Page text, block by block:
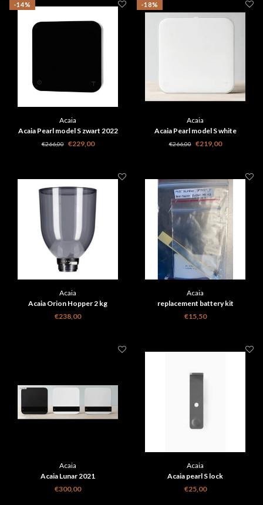
-14%
Acaia
Acaia Pearl model S zwart 2022
€266,00 €229,00
-18%
Acaia
Acaia Pearl model S white
€266,00 €219,00
Acaia
Acaia Orion Hopper 2 kg
€238,00
Acaia
replacement battery kit
€15,50
Acaia
Acaia Lunar 2021
€300,00
Acaia
Acaia pearl S lock
€25,00